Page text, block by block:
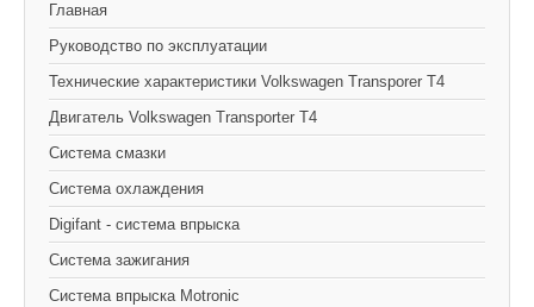
Главная
Руководство по эксплуатации
Технические характеристики Volkswagen Transporer T4
Двигатель Volkswagen Transporter T4
Система смазки
Система охлаждения
Digifant - система впрыска
Cистема зажигания
Система впрыска Motronic